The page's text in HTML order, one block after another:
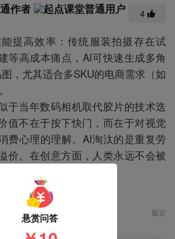
4
提高效率：传统服装拍摄存在试
等高成本痛点，AI可快速生成多角
，尤其适合多SKU的电商需求（如
于当年数码相机取代胶片的技术迭
值不在于按下快门，而在于对视觉
费心理的理解。AI淘汰的是重复劳
价。在创意方面，人类永远不会被
最近
悬赏问答